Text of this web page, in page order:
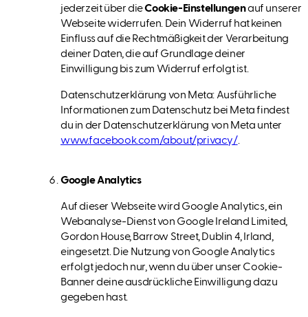
jederzeit über dieCookie-Einstellungenauf unserer
Webseite widerrufen. Dein Widerruf hat keinen
Einfluss auf die Rechtmäßigkeit der Verarbeitung
deiner Daten, die auf Grundlage deiner
Einwilligung bis zum Widerruf erfolgt ist.
Datenschutzerklärung von Meta: Ausführliche
Informationen zum Datenschutz bei Meta findest
du in der Datenschutzerklärung von Meta unter
www.facebook.com/about/privacy/.
Google Analytics
Auf dieser Webseite wird Google Analytics, ein
Webanalyse-Dienst von Google Ireland Limited,
Gordon House, Barrow Street, Dublin 4, Irland,
eingesetzt. Die Nutzung von Google Analytics
erfolgt jedoch nur, wenn du über unser Cookie-
Banner deine ausdrückliche Einwilligung dazu
gegeben hast.